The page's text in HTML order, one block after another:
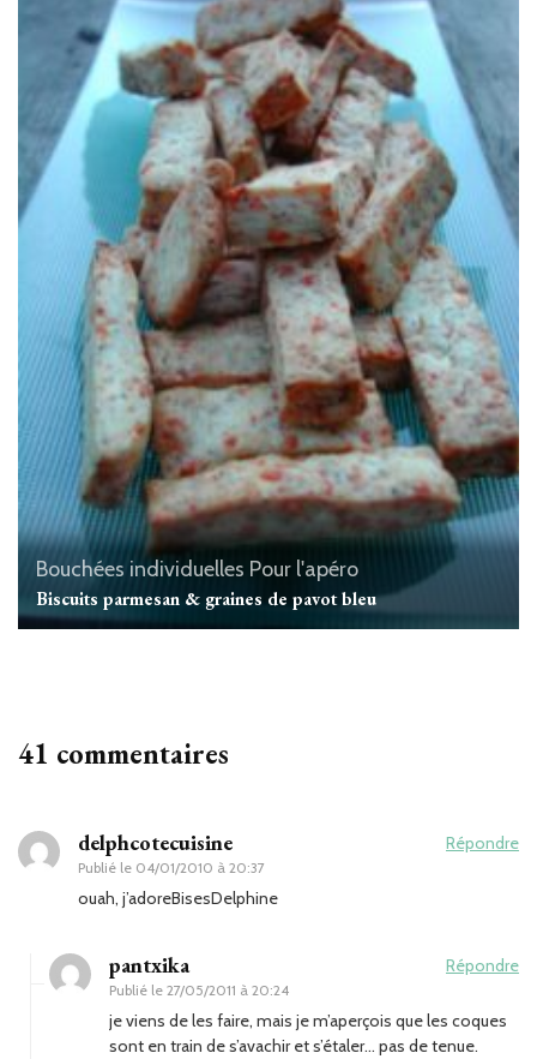
Bouchées individuelles Pour l'apéro
Biscuits parmesan & graines de pavot bleu
41 commentaires
delphcotecuisine
Publié le 04/01/2010 à 20:37
Répondre
ouah, j’adoreBisesDelphine
pantxika
Publié le 27/05/2011 à 20:24
Répondre
je viens de les faire, mais je m’aperçois que les coques
sont en train de s’avachir et s’étaler… pas de tenue.